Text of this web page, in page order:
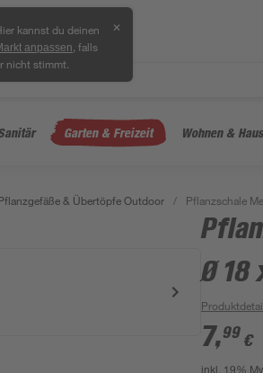
kannst du deinen
anpassen , falls
nicht stimmt.
✕
Garten & Freizeit Wohnen &
& Übertöpfe Outdoor / Pflanzschale
Ø 18
7,99 €